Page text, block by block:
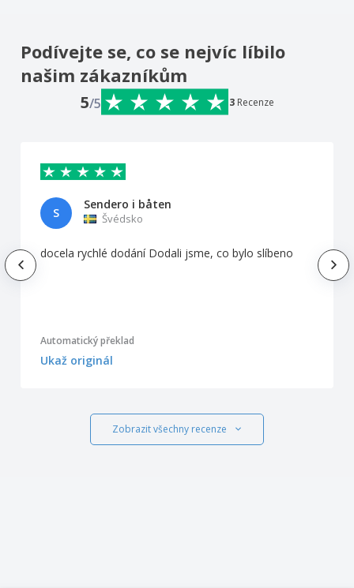
Podívejte se, co se nejvíc líbilo
našim zákazníkům
5/5 3 Recenze
S
Sendero i båten
Švédsko
docela rychlé dodání Dodali jsme, co bylo slíbeno
Automatický překlad
Ukaž originál
Zobrazit všechny recenze